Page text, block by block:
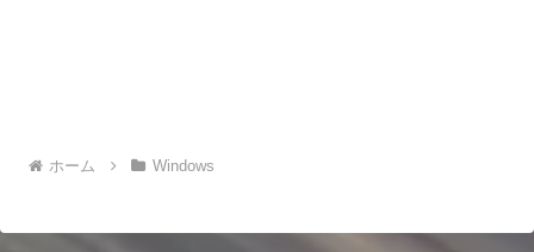
ホーム Windows